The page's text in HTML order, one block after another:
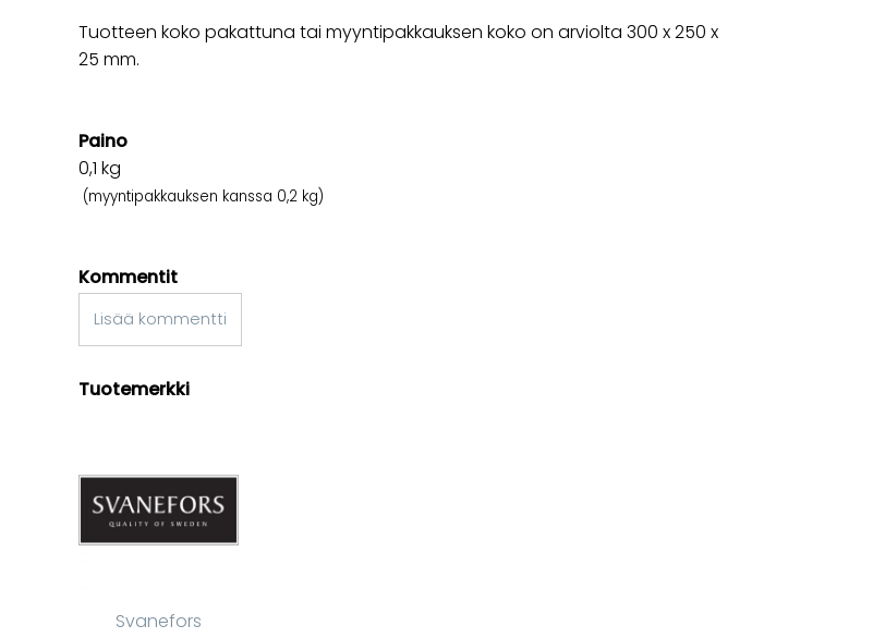
Tuotteen koko pakattuna tai myyntipakkauksen koko on arviolta 300 x 250 x
25 mm.
Paino
0,1 kg
(myyntipakkauksen kanssa 0,2 kg)
Kommentit
Lisää kommentti
Tuotemerkki
Svanefors